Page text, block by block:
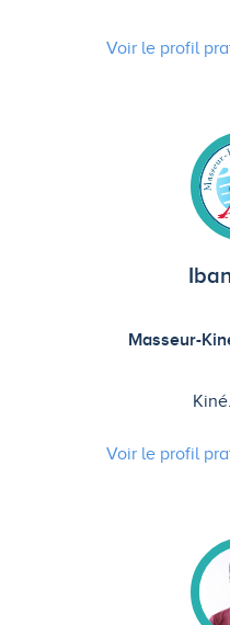
Voir le profil
Masseur-
Voir le profil